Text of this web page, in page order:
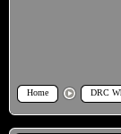
Home DRC